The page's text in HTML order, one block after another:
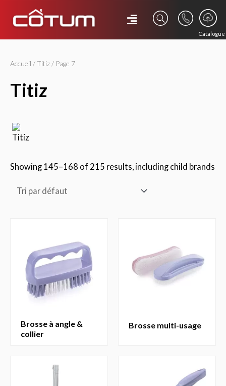
Catalogue
Accueil /Titiz/ Page 7
titiz
Showing 145–168 of 215 results, including child brands
brosse à angle &
collier
brosse multi-usage